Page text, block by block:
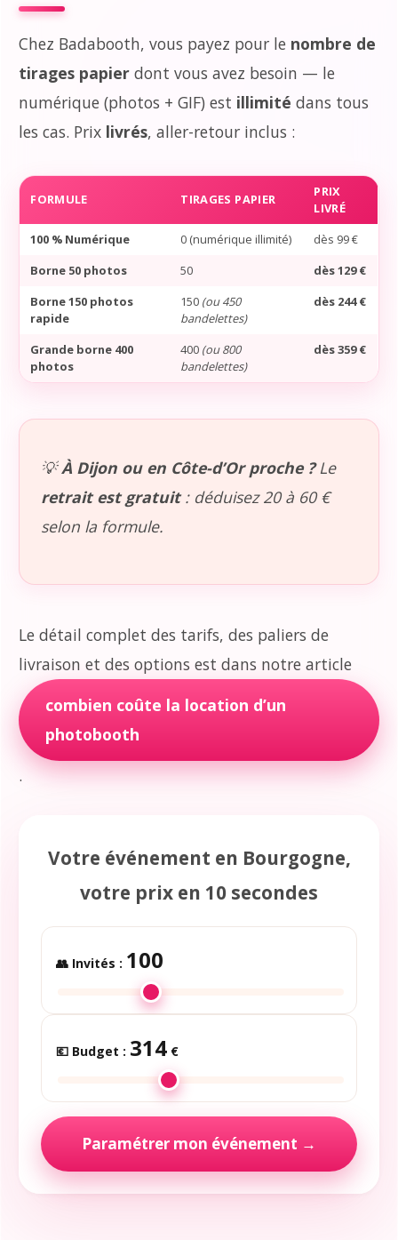
Chez Badabooth, vous payez pour le nombre de
tirages papier dont vous avez besoin — le
numérique (photos + GIF) est illimité dans tous
les cas. Prix livrés, aller-retour inclus :
FORMULE TIRAGES PAPIER
PRIX
LIVRÉ
100 % Numérique
0 (numérique illimité)
dès 99 €
Borne 50 photos
50
dès 129 €
Borne 150 photos
rapide
150 (ou 450
bandelettes)
dès 244 €
Grande borne 400
photos
400 (ou 800
bandelettes)
dès 359 €
💡À Dijon ou en Côte-d’Or proche ?Le
retrait est gratuit: déduisez 20 à 60 €
selon la formule.
Le détail complet des tarifs, des paliers de
livraison et des options est dans notre article
combien coûte la location d’un
photobooth
.
Votre événement en Bourgogne,
votre prix en 10 secondes
👥 Invités : 100
💶 Budget : 314 €
Paramétrer mon événement →